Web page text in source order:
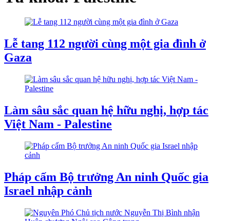
Lễ tang 112 người cùng một gia đình ở
Gaza
Làm sâu sắc quan hệ hữu nghị, hợp tác
Việt Nam - Palestine
Pháp cấm Bộ trưởng An ninh Quốc gia
Israel nhập cảnh